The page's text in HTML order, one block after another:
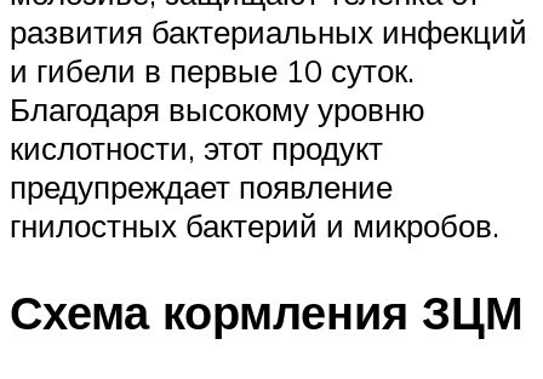
развития бактериальных инфекций
и гибели в первые 10 суток.
Благодаря высокому уровню
кислотности, этот продукт
предупреждает появление
гнилостных бактерий и микробов.
Схема кормления ЗЦМ